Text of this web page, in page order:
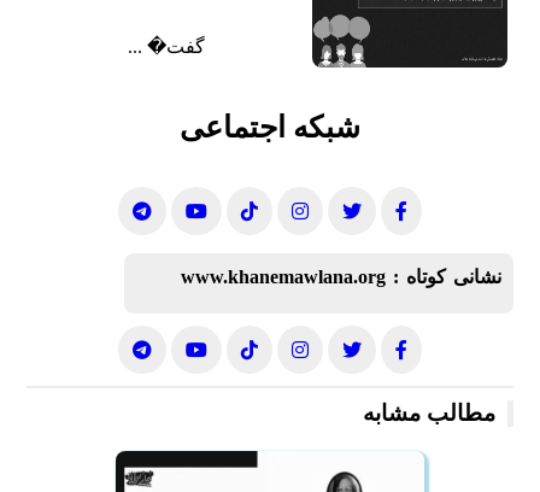
گفت‌� ...
شبکه اجتماعی
نشانی کوتاه :www.khanemawlana.org
مطالب مشابه